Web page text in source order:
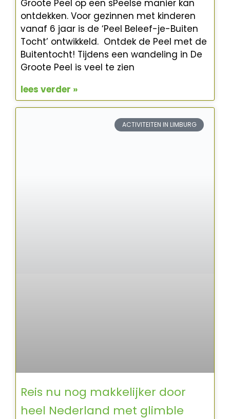
Groote Peel op een sPeelse manier kan
ontdekken. Voor gezinnen met kinderen
vanaf 6 jaar is de ‘Peel Beleef-je-Buiten
Tocht’ ontwikkeld. Ontdek de Peel met de
Buitentocht! Tijdens een wandeling in De
Groote Peel is veel te zien
lees verder »
ACTIVITEITEN IN LIMBURG
Reis nu nog makkelijker door
heel Nederland met glimble